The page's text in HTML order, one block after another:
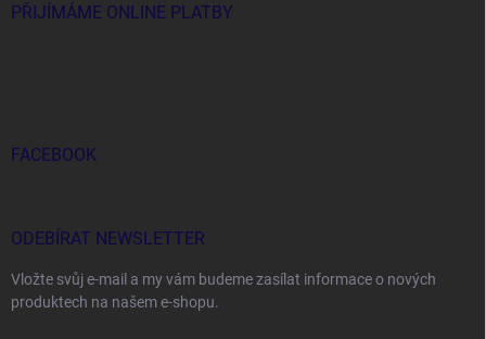
PŘIJÍMÁME ONLINE PLATBY
FACEBOOK
ODEBÍRAT NEWSLETTER
Vložte svůj e-mail a my vám budeme zasílat informace o nových
produktech na našem e-shopu.